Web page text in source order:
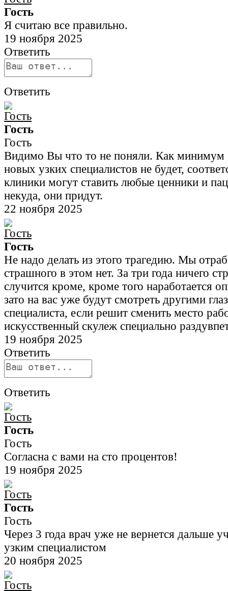
Гость
Я считаю все правильно.
19 ноября 2025
Ответить
Ответить
Гость
Гость
Видимо Вы что то не поняли. Как минимум
новых узких специалистов не будет,
клиники могут ставить любые ценники и
некуда, они придут.
22 ноября 2025
Гость
Не надо делать из этого трагедию. Мы
страшного в этом нет. За три года ничего
случится кроме, кроме того наработается
зато на вас уже будут смотреть другими
специалиста, если решит сменить место
искусственный скулеж специально
19 ноября 2025
Ответить
Ответить
Гость
Гость
Согласна с вами на сто процентов!
19 ноября 2025
Гость
Гость
Через 3 года врач уже не вернется дальше
узким специалистом
20 ноября 2025